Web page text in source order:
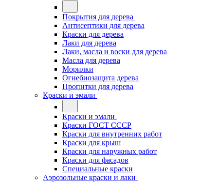
Покрытия для дерева
Антисептики для дерева
Краски для дерева
Лаки для дерева
Лаки, масла и воски для дерева
Масла для дерева
Морилки
Огнебиозащита дерева
Пропитки для дерева
Краски и эмали
Краски и эмали
Краски ГОСТ СССР
Краски для внутренних работ
Краски для крыш
Краски для наружных работ
Краски для фасадов
Специальные краски
Аэрозольные краски и лаки